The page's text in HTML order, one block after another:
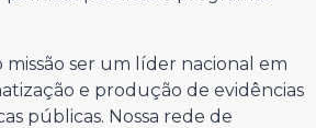
missão ser um líder nacional em
e produção de evidências
públicas. Nossa rede de